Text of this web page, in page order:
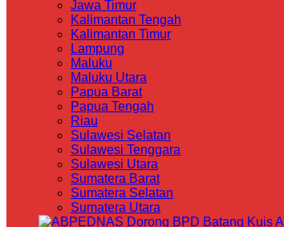
Jawa Timur
Kalimantan Tengah
Kalimantan Timur
Lampung
Maluku
Maluku Utara
Papua Barat
Papua Tengah
Riau
Sulawesi Selatan
Sulawesi Tenggara
Sulawesi Utara
Sumatera Barat
Sumatera Selatan
Sumatera Utara